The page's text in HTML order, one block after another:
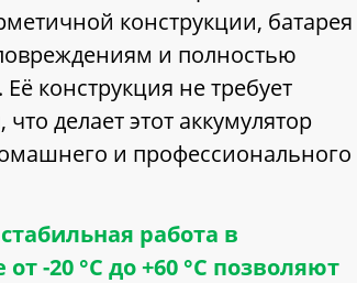
конструкции, батарея
и полностью
конструкция не требует
делает этот аккумулятор
и профессионального
работа в
-20 °C до +60 °C позволяют